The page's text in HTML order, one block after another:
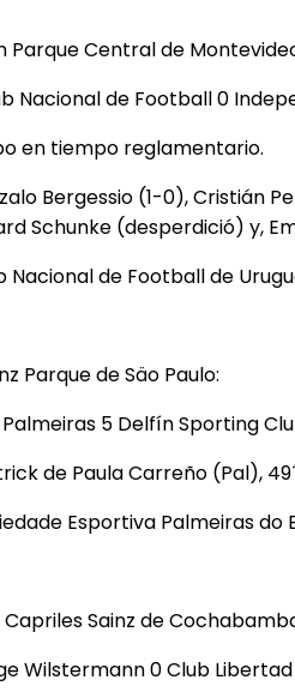
Parque Central de
Nacional de Football 0
en tiempo reglamentario.
Bergessio (1-0), Cristián
Schunke (desperdició) y,
Nacional de Football de
Parque de Säo Paulo:
Palmeiras 5 Delfín Sporting
de Paula Carreño (Pal),
Esportiva Palmeiras do
Capriles Sainz de
Wilstermann 0 Club